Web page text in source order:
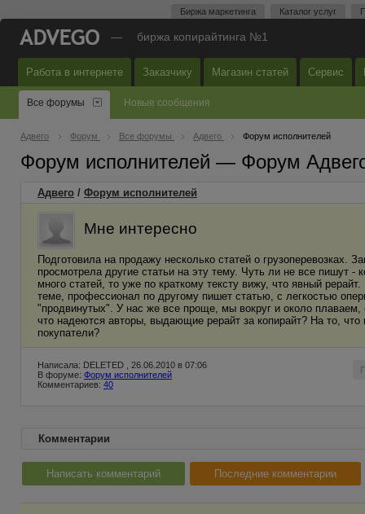
Биржа маркетинга Каталог услуг
— биржа копирайтинга №1
Работа в интернете Заказчику Магазин статей Сервис
Все форумы Новые сообщения
Адвего Форум Все форумы Адвего Форум исполнителей
Форум исполнителей — Форум
Адвего / Форум исполнителей
Мне интересно
Подготовила на продажу несколько статей о
просмотрела другие статьи на эту тему. Чуть ли не все пишут
много статей, то уже по краткому тексту вижу, что явный
теме, профессионал по другому пишет статью, с легкостью
"продвинутых". У нас же все проще, мы вокруг и около плаваем,
что надеются авторы, выдающие рерайт за копирайт? На то,
покупатели?
Написала: DELETED , 26.06.2010 в 07:06
В форуме: Форум исполнителей
Комментариев: 40
Комментарии
Написать комментарий Последние комментарии